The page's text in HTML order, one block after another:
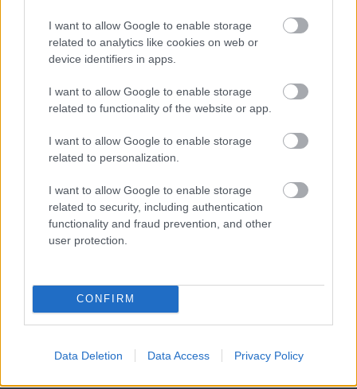
I want to allow Google to enable storage
related to analytics like cookies on web or
device identifiers in apps.
I want to allow Google to enable storage
related to functionality of the website or app.
I want to allow Google to enable storage
related to personalization.
I want to allow Google to enable storage
related to security, including authentication
functionality and fraud prevention, and other
user protection.
CONFIRM
Data Deletion Data Access Privacy Policy